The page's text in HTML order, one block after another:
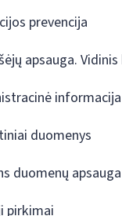
prevencija
apsauga.
informacija
duomenys
duomenų apsauga
pirkimai